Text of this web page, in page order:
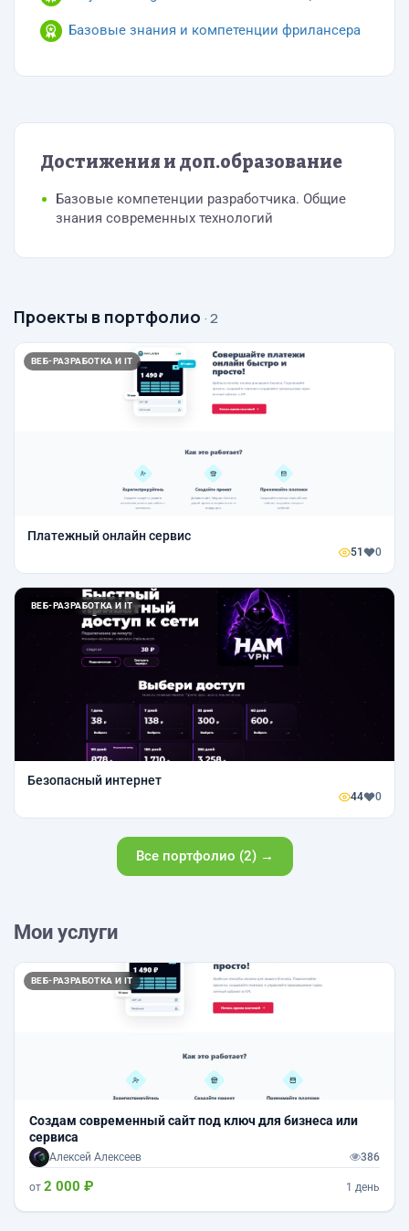
Базовые знания и компетенции фрилансера
Достижения и доп.образование
Базовые компетенции разработчика. Общие
знания современных технологий
Проекты в портфолио · 2
ВЕБ-РАЗРАБОТКА И IT
Платежный онлайн сервис
51 0
ВЕБ-РАЗРАБОТКА И IT
Безопасный интернет
44 0
Все портфолио (2) →
Мои услуги
ВЕБ-РАЗРАБОТКА И IT
Создам современный сайт под ключ для бизнеса или
сервиса
Алексей Алексеев 386
от 2 000 ₽ 1 день